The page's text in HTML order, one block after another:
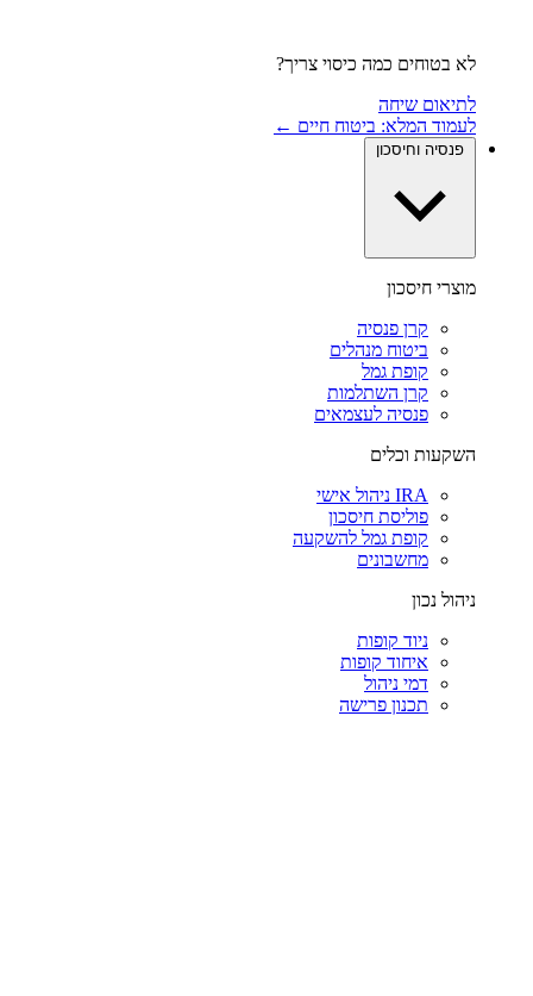
לא בטוחים כמה כיסוי צריך?
לתיאום שיחה
לעמוד המלא: ביטוח חיים ←
פנסיה וחיסכון
מוצרי חיסכון
קרן פנסיה
ביטוח מנהלים
קופת גמל
קרן השתלמות
פנסיה לעצמאים
השקעות וכלים
IRA ניהול אישי
פוליסת חיסכון
קופת גמל להשקעה
מחשבונים
ניהול נכון
ניוד קופות
איחוד קופות
דמי ניהול
תכנון פרישה